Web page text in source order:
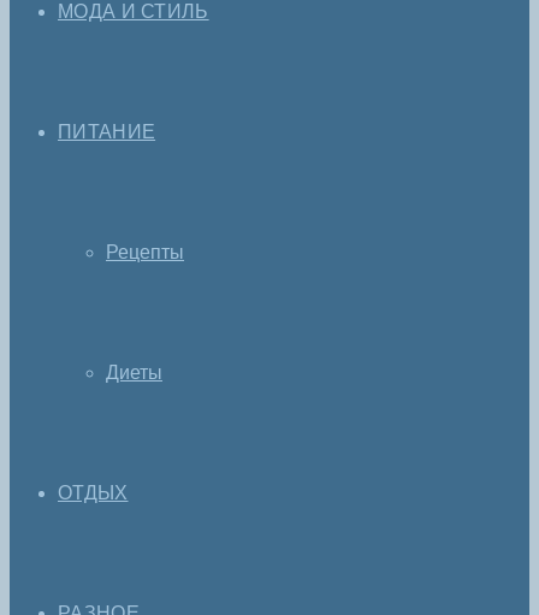
МОДА И СТИЛЬ
ПИТАНИЕ
Рецепты
Диеты
ОТДЫХ